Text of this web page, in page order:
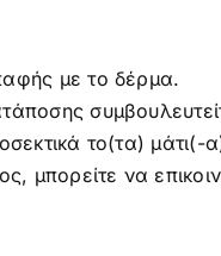
με το δέρμα.
το(τα)
μπορείτε να